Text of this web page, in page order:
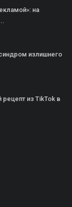
на
излишнего
из TikTok в